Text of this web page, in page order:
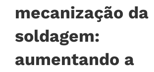
mecanização da
soldagem:
aumentando a